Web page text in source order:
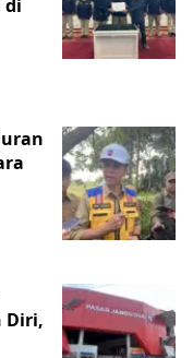
di
Diri,